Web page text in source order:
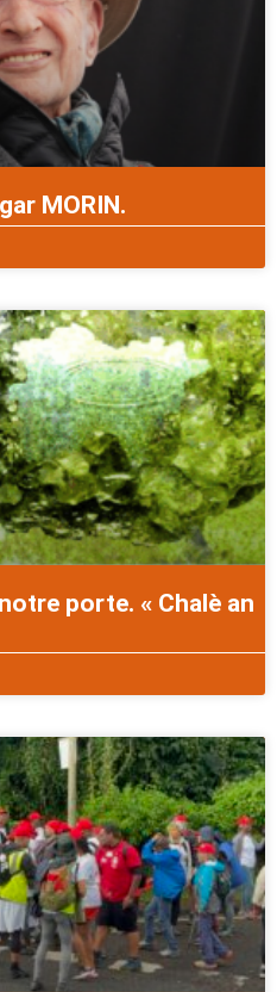
MORIN.
porte. « Chalè an